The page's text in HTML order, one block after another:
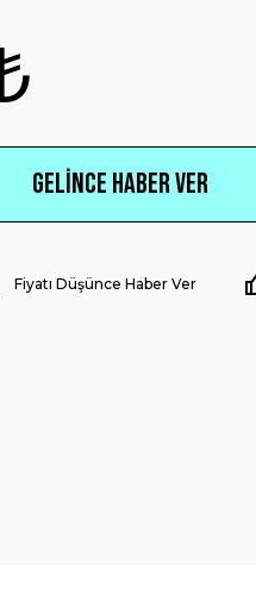
Gelince Haber Ver
Fiyatı Düşünce Haber Ver